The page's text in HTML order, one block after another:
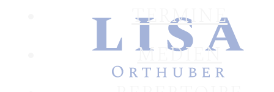
TERMINE
MEDIEN